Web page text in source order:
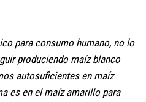
para consumo humano, no lo
produciendo maíz blanco
autosuficientes en maíz
es en el maíz amarillo para